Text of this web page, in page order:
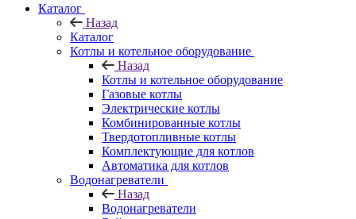
Каталог
Назад
Каталог
Котлы и котельное оборудование
Назад
Котлы и котельное оборудование
Газовые котлы
Электрические котлы
Комбинированные котлы
Твердотопливные котлы
Комплектующие для котлов
Автоматика для котлов
Водонагреватели
Назад
Водонагреватели